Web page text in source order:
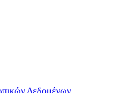
Δεδομένων